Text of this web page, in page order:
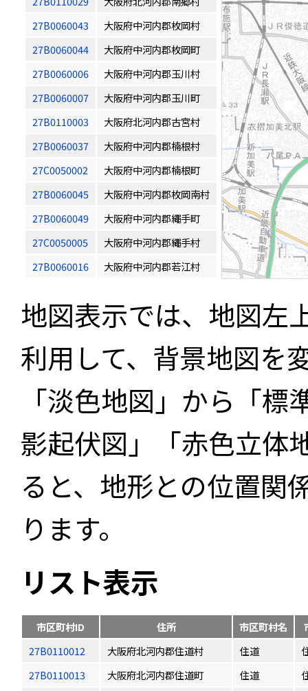
27B0060043
大阪府中河内郡枚岡村
27B0060044
大阪府中河内郡枚岡町
27B0060006
大阪府中河内郡玉川村
27B0060007
大阪府中河内郡玉川町
27B0110003
大阪府北河内郡古宮村
27B0060037
大阪府中河内郡楠根村
27C0050002
大阪府中河内郡楠根町
27B0060045
大阪府中河内郡枚岡南村
27B0060049
大阪府中河内郡繩手町
27C0050005
大阪府中河内郡繩手村
27B0060016
大阪府中河内郡若江村
地図表示では、地図左
利用して、背景地図を
「淡色地図」から「
影起伏図」「赤色立体
ると、地形との位置関
ります。
リスト表示
市区町村ID 住所 市区町村名
27B0110012
大阪府北河内郡住道村 住道
27B0110013
大阪府北河内郡住道町 住道